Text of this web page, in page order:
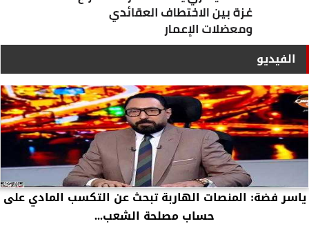
الفيديو
ياسر فضة: المنصات الهاربة تبحث عن التكسب المادي على
حساب مصلحة الشعب...